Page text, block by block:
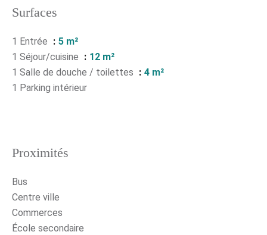
Surfaces
1 Entrée
5 m²
1 Séjour/cuisine
12 m²
1 Salle de douche / toilettes
4 m²
1 Parking intérieur
Proximités
Bus
Centre ville
Commerces
École secondaire